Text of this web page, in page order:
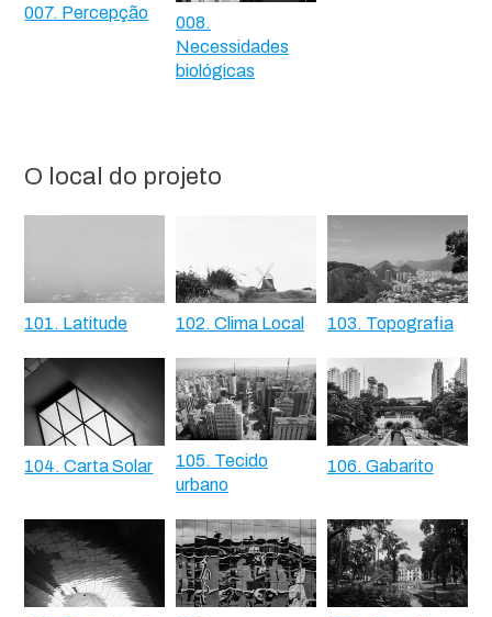
007. Percepção
008.
Necessidades
biológicas
O local do projeto
101. Latitude 102. Clima Local 103. Topografia
104. Carta Solar
105. Tecido
urbano
106. Gabarito